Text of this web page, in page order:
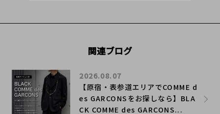
関連ブログ
【原宿・表参道エリアでCOMME d
es GARCONSをお探しなら】BLA
CK COMME des GARCONS...
2026.08.07